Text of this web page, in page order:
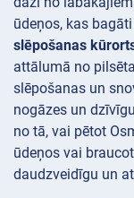
ūdeņos, kas
slēpošanas
attālumā no
slēpošanas un
nogāzes un
no tā, vai pētot
ūdeņos vai
daudzveidīgu un